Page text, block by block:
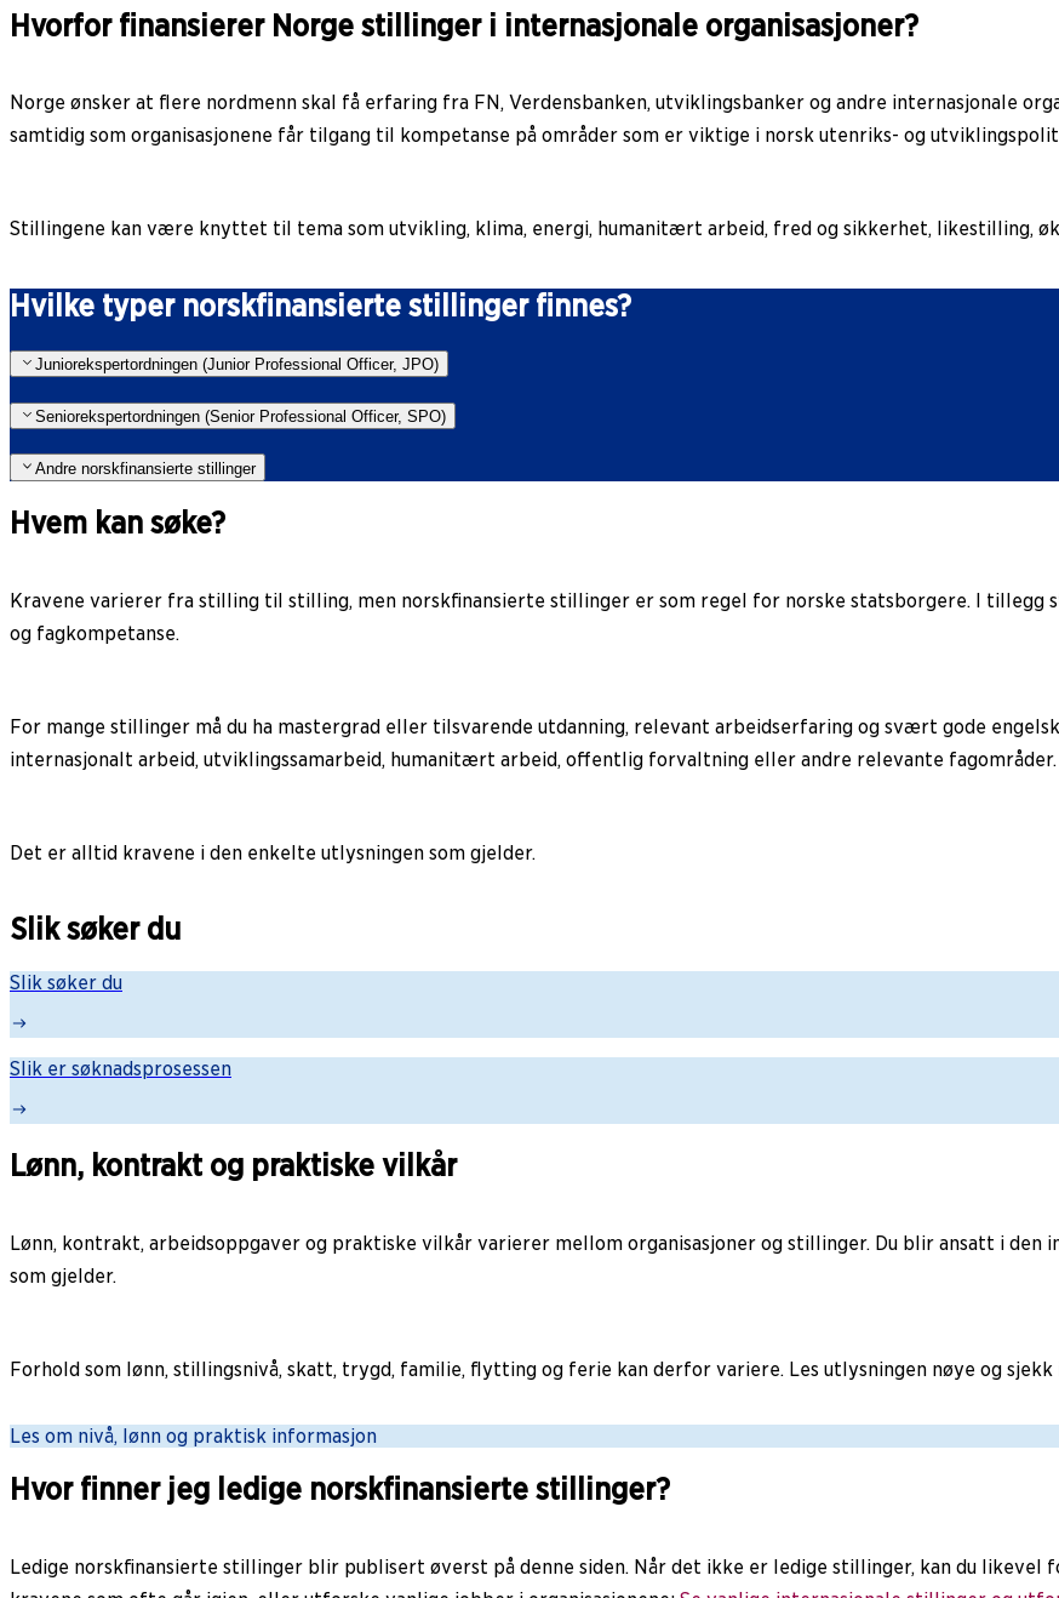
Hvorfor finansierer Norge stillinger i internasjonale organisasjoner?
Norge ønsker at flere nordmenn skal få erfaring fra FN, Verdensbanken, utviklingsbanker og andre internasjonale
samtidig som organisasjonene får tilgang til kompetanse på områder som er viktige i norsk utenriks- og
Stillingene kan være knyttet til tema som utvikling, klima, energi, humanitært arbeid, fred og sikkerhet, likestilling,
Hvilke typer norskfinansierte stillinger finnes?
Juniorekspertordningen (Junior Professional Officer, JPO)
Seniorekspertordningen (Senior Professional Officer, SPO)
Andre norskfinansierte stillinger
Hvem kan søke?
Kravene varierer fra stilling til stilling, men norskfinansierte stillinger er som regel for norske statsborgere. I tillegg
og fagkompetanse.
For mange stillinger må du ha mastergrad eller tilsvarende utdanning, relevant arbeidserfaring og svært gode
internasjonalt arbeid, utviklingssamarbeid, humanitært arbeid, offentlig forvaltning eller andre relevante fagområder.
Det er alltid kravene i den enkelte utlysningen som gjelder.
Slik søker du
Slik søker du
Slik er søknadsprosessen
Lønn, kontrakt og praktiske vilkår
Lønn, kontrakt, arbeidsoppgaver og praktiske vilkår varierer mellom organisasjoner og stillinger. Du blir ansatt i den
som gjelder.
Forhold som lønn, stillingsnivå, skatt, trygd, familie, flytting og ferie kan derfor variere. Les utlysningen nøye og sjekk
Les om nivå, lønn og praktisk informasjon
Hvor finner jeg ledige norskfinansierte stillinger?
Ledige norskfinansierte stillinger blir publisert øverst på denne siden. Når det ikke er ledige stillinger, kan du likevel